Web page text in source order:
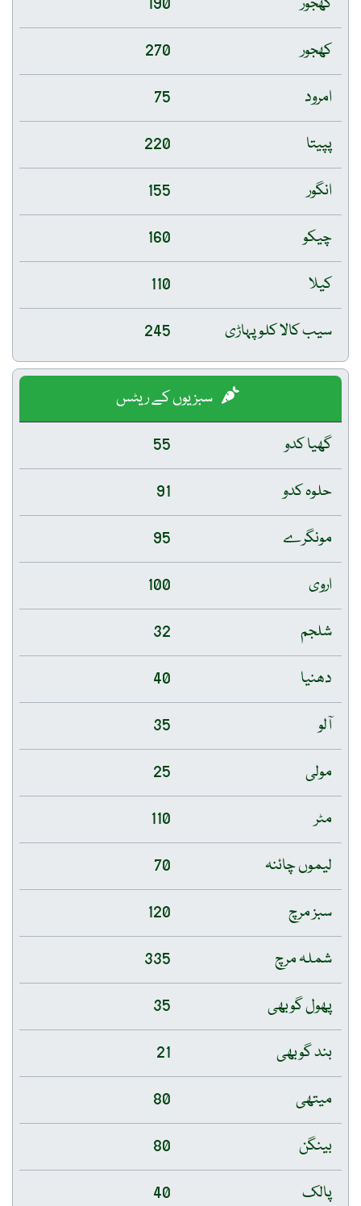
کھجور
270
امرود
75
پپیتا
220
انگور
155
چیکو
160
کیلا
110
سیب کالا کلو پہاڑی
245
سبزیوں کے ریٹس
گھیا کدو
55
حلوہ کدو
91
مونگرے
95
اروی
100
شلجم
32
دھنیا
40
آلو
35
مولی
25
مٹر
110
لیموں چائنہ
70
سبز مرچ
120
شملہ مرچ
335
پھول گوبھی
35
بند گوبھی
21
میتھی
80
بینگن
80
پالک
40